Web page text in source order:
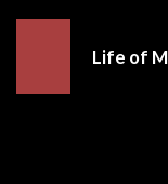
Life of